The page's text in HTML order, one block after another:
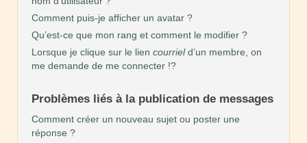
Comment puis-je afficher un avatar ?
Qu’est-ce que mon rang et comment le modifier ?
Lorsque je clique sur le lien courrield’un membre, on
me demande de me connecter !?
Problèmes liés à la publication de messages
Comment créer un nouveau sujet ou poster une
réponse ?